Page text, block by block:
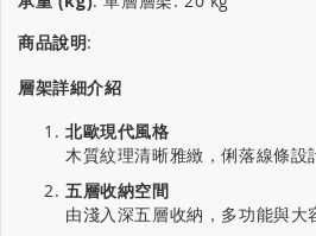
商品說明:
層架詳細介紹
北歐現代風格
木質紋理清晰雅緻，俐落線條
五層收納空間
由淺入深五層收納，多功能與大